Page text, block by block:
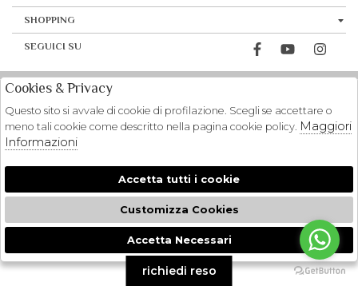
SHOPPING
SEGUICI SU
🍪
richiedi reso
Cookies & Privacy
Questo sito si avvale di cookie di profilazione. Scegli se accettare o
meno tali cookie come descritto nella pagina cookie policy. Maggiori
Informazioni
Accetta tutti i cookie
Customizza Cookies
Accetta Necessari